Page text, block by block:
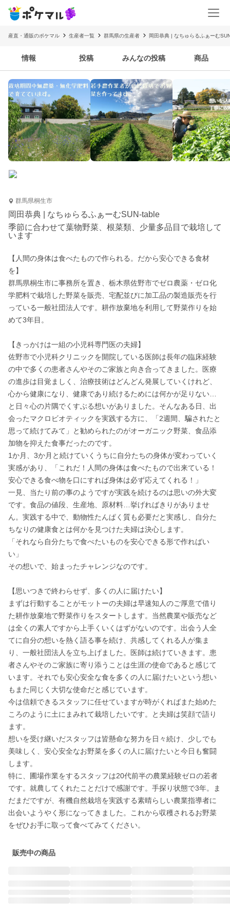
産直・通販のポケマル 生産者一覧 群馬県の生産者 岡田恭典 | なちゅらるふぁーむ
情報 投稿 みんなの投稿 商品
群馬県桐生市
岡田恭典 | なちゅらるふぁーむSUN‐table
季節に合わせて葉物野菜、根菜類、少量多品目で栽培して
います
【人間の身体は食べたもので作られる。だから安心できる食材
を】
群馬県桐生市に事務所を置き、栃木県佐野市でゼロ農薬・ゼロ化
学肥料で栽培した野菜を販売、宅配並びに加工品の製造販売を行
っている一般社団法人です。耕作放棄地を利用して野菜作りを始
めて3年目。
【きっかけは一組の小児科専門医の夫婦】
佐野市で小児科クリニックを開院している医師は長年の臨床経験
の中で多くの患者さんやそのご家族と向き合ってきました。医療
の進歩は目覚ましく、治療技術はどんどん発展していくけれど、
心から健康になり、健康であり続けるためには何かが足りない…
と日々心の片隅でくすぶる想いがありました。そんなある日、出
会ったマクロビオティックを実践する方に、「2週間、騙されたと
思って続けてみて」と勧められたのがオーガニック野菜、食品添
加物を抑えた食事だったのです。
1か月、3か月と続けていくうちに自分たちの身体が変わっていく
実感があり、「これだ！人間の身体は食べたもので出来ている！
安心できる食べ物を口にすれば身体は必ず応えてくれる！」
一見、当たり前の事のようですが実践を続けるのは思いの外大変
です。食品の値段、生産地、原材料…挙げればきりがありませ
ん。実践する中で、動物性たんぱく質も必要だと実感し、自分た
ちなりの健康食とは何かを見つけた夫婦は決心します。
「それなら自分たちで食べたいものを安心できる形で作ればい
い」
その想いで、始まったチャレンジなのです。
【思いつきで終わらせず、多くの人に届けたい】
まずは行動することがモットーの夫婦は早速知人のご厚意で借り
た耕作放棄地で野菜作りをスタートします。当然農業や販売など
は全くの素人ですから上手くいくはずがないのです。出会う人全
てに自分の想いを熱く語る事を続け、共感してくれる人が集ま
り、一般社団法人を立ち上げました。医師は続けていきます。患
者さんやそのご家族に寄り添うことは生涯の使命であると感じて
います。それでも安心安全な食を多くの人に届けたいという想い
もまた同じく大切な使命だと感じています。
今は信頼できるスタッフに任せていますが時がくればまた始めた
ころのように土にまみれて栽培したいです。と夫婦は笑顔で語り
ます。
想いを受け継いだスタッフは皆懸命な努力を日々続け、少しでも
美味しく、安心安全なお野菜を多くの人に届けたいと今日も奮闘
します。
特に、圃場作業をするスタッフは20代前半の農業経験ゼロの若者
です。就農してくれたことだけで感謝です。手探り状態で3年。ま
だまだですが、有機自然栽培を実践する素晴らしい農業指導者に
出会いようやく形になってきました。これから収穫されるお野菜
をぜひお手に取って食べてみてください。
販売中の商品